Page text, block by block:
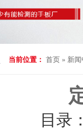
当前位置： 首页 » 新
目录